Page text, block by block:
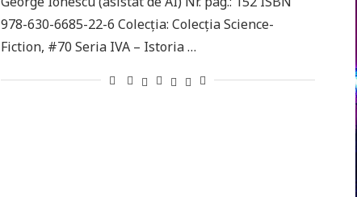
978-630-6685-22-6 Colecţia: Colecţia Science-
Fiction, #70 Seria IVA – Istoria …